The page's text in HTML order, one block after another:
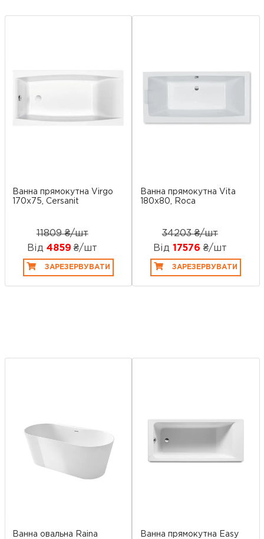
Ванна прямокутна Virgo
170x75, Cersanit
11809 ₴/шт
Від 4859₴/шт
ЗАРЕЗЕРВУВАТИ
Ванна прямокутна Vita
180х80, Roca
34203 ₴/шт
Від 17576 ₴/шт
ЗАРЕЗЕРВУВАТИ
Ванна овальна Raina
Ванна прямокутна Easy